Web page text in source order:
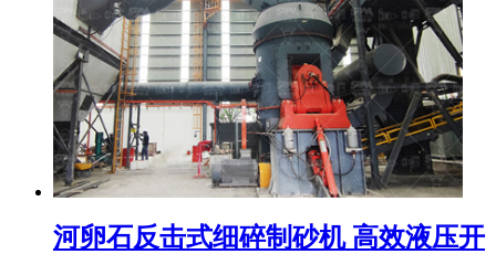
河卵石反击式细碎制砂机 高效液压开